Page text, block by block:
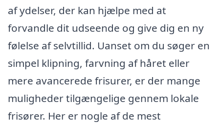
af ydelser, der kan hjælpe med at
forvandle dit udseende og give dig en ny
følelse af selvtillid. Uanset om du søger en
simpel klipning, farvning af håret eller
mere avancerede frisurer, er der mange
muligheder tilgængelige gennem lokale
frisører. Her er nogle af de mest